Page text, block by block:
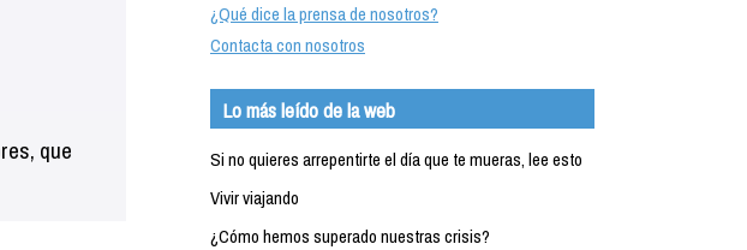
que
¿Qué dice la prensa de nosotros?
Contacta con nosotros
Lo más leído de la web
Si no quieres arrepentirte el día que te mueras, lee esto
Vivir viajando
¿Cómo hemos superado nuestras crisis?